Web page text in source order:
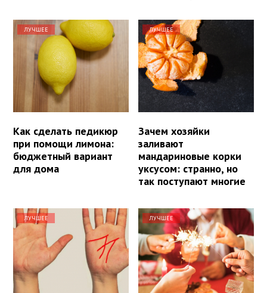
ЛУЧШЕЕ
Как сделать педикюр
при помощи лимона:
бюджетный вариант
для дома
ЛУЧШЕЕ
Зачем хозяйки
заливают
мандариновые корки
уксусом: странно, но
так поступают многие
ЛУЧШЕЕ ЛУЧШЕЕ